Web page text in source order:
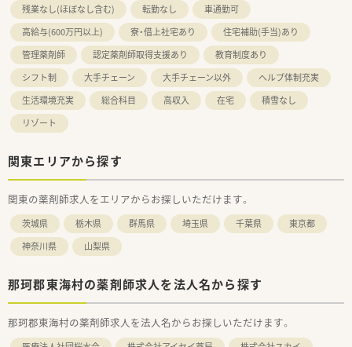
残業なし(ほぼなし含む)
転勤なし
車通勤可
高給与(600万円以上)
寮・借上社宅あり
住宅補助(手当)あり
管理薬剤師
認定薬剤師取得支援あり
教育制度あり
シフト制
大手チェーン 大手チェーン以外
ヘルプ体制充実
生活環境充実
総合科目 高収入 在宅
積雪なし
リゾート
関東エリアから探す
関東の薬剤師求人をエリアからお探しいただけます。
茨城県 栃木県 群馬県 埼玉県 千葉県
東京都
神奈川県
山梨県
那珂郡東海村の薬剤師求人を法人名から探す
那珂郡東海村の薬剤師求人を法人名からお探しいただけます。